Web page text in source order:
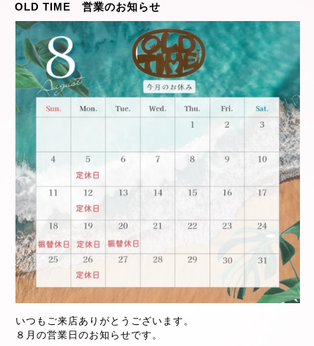
OLD TIME 営業のお知らせ
いつもご来店ありがとうございます。
８月の営業日のお知らせです。